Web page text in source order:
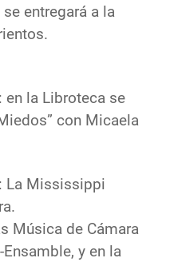
entregará a la
en la Libroteca se
con Micaela
La Mississippi
Música de Cámara
y en la